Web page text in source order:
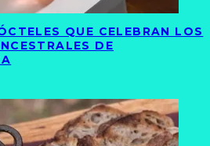
QUE CELEBRAN LOS
DE